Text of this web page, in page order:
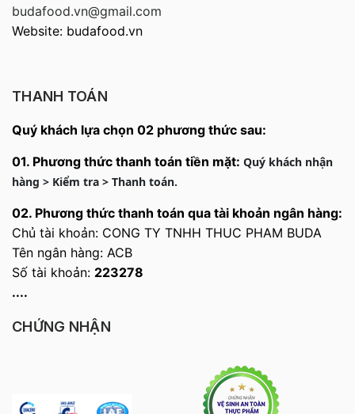
budafood.vn@gmail.com
Website: budafood.vn
THANH TOÁN
Quý khách lựa chọn 02 phương thức sau:
01. Phương thức thanh toán tiền mặt: Quý khách nhận
hàng > Kiểm tra > Thanh toán.
02. Phương thức thanh toán qua tài khoản ngân hàng:
Chủ tài khoản: CONG TY TNHH THUC PHAM BUDA
Tên ngân hàng: ACB
Số tài khoản: 223278
....
CHỨNG NHẬN